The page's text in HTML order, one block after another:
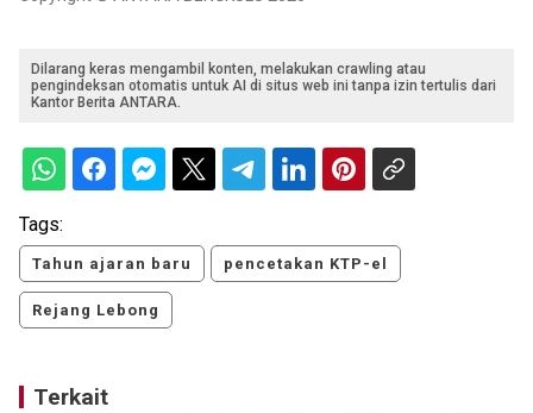
Dilarang keras mengambil konten, melakukan crawling atau
pengindeksan otomatis untuk AI di situs web ini tanpa izin tertulis dari
Kantor Berita ANTARA.
Tags:
Tahun ajaran baru pencetakan KTP-el
Rejang Lebong
Terkait